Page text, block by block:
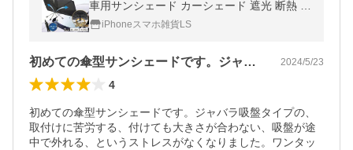
車用サンシェード カーシェード 遮光 断熱 車
用パラソル UVカット 紫外線 折りたたみ 便
利グッズ 車中泊
iPhoneスマホ雑貨LS
初めての傘型サンシェードです。ジャバラ… 2024/5/23
4
初めての傘型サンシェードです。ジャバラ吸盤タイプの、
取付けに苦労する、付けても大きさが合わない、吸盤が途
中で外れる、というストレスがなくなりました。ワンタッ